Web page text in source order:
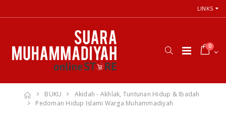
LINKS
0
BUKU
Akidah - Akhlak, Tuntunan Hidup & Ibadah
Pedoman Hidup Islami Warga Muhammadiyah